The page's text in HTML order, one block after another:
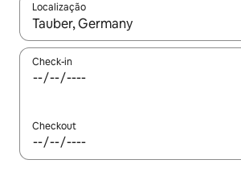
Localização
Quando os resultados estiverem
Check-in
Checkout